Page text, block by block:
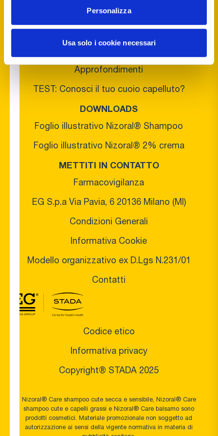
Personalizza
Usa solo i cookie necessari
NIZORAL®
Cos'è la forfora
Approfondimenti
TEST: Conosci il tuo cuoio capelluto?
DOWNLOADS
Foglio illustrativo Nizoral® Shampoo
Foglio illustrativo Nizoral® 2% crema
METTITI IN CONTATTO
Farmacovigilanza
EG S.p.a Via Pavia, 6 20136 Milano (MI)
Condizioni Generali
Informativa Cookie
Modello organizzativo ex D.Lgs N.231/01
Contatti
Codice etico
Informativa privacy
Copyright® STADA 2025
Nizoral® Care shampoo cute secca e sensibile, Nizoral® Care
shampoo cute e capelli grassi e Nizoral® Care balsamo sono
prodotti cosmetici. Materiale promozionale non soggetto ad
autorizzazione ai sensi della vigente normativa in materia di